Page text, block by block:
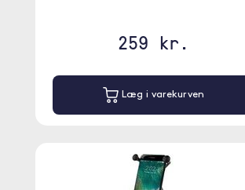
259 kr.
Læg i varekurven